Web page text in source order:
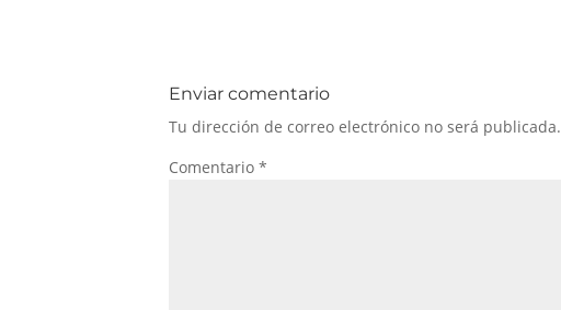
Enviar comentario
Tu dirección de correo electrónico no será publicada.
Comentario*